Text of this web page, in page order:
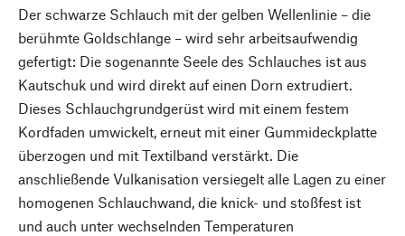
Der schwarze Schlauch mit der gelben Wellenlinie – die
berühmte Goldschlange – wird sehr arbeitsaufwendig
gefertigt: Die sogenannte Seele des Schlauches ist aus
Kautschuk und wird direkt auf einen Dorn extrudiert.
Dieses Schlauchgrundgerüst wird mit einem festem
Kordfaden umwickelt, erneut mit einer Gummideckplatte
überzogen und mit Textilband verstärkt. Die
anschließende Vulkanisation versiegelt alle Lagen zu einer
homogenen Schlauchwand, die knick- und stoßfest ist
und auch unter wechselnden Temperaturen